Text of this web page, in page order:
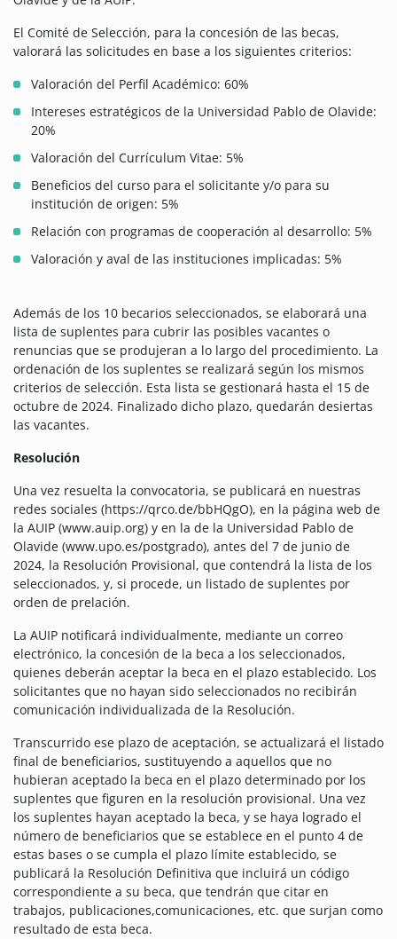
El Comité de Selección, para la concesión de las becas,
valorará las solicitudes en base a los siguientes criterios:
Valoración del Perfil Académico: 60%
Intereses estratégicos de la Universidad Pablo de Olavide:
20%
Valoración del Currículum Vitae: 5%
Beneficios del curso para el solicitante y/o para su
institución de origen: 5%
Relación con programas de cooperación al desarrollo: 5%
Valoración y aval de las instituciones implicadas: 5%
Además de los 10 becarios seleccionados, se elaborará una
lista de suplentes para cubrir las posibles vacantes o
renuncias que se produjeran a lo largo del procedimiento. La
ordenación de los suplentes se realizará según los mismos
criterios de selección. Esta lista se gestionará hasta el 15 de
octubre de 2024. Finalizado dicho plazo, quedarán desiertas
las vacantes.
Resolución
Una vez resuelta la convocatoria, se publicará en nuestras
redes sociales (https://qrco.de/bbHQgO), en la página web de
la AUIP (www.auip.org) y en la de la Universidad Pablo de
Olavide (www.upo.es/postgrado), antes del 7 de junio de
2024, la Resolución Provisional, que contendrá la lista de los
seleccionados, y, si procede, un listado de suplentes por
orden de prelación.
La AUIP notificará individualmente, mediante un correo
electrónico, la concesión de la beca a los seleccionados,
quienes deberán aceptar la beca en el plazo establecido. Los
solicitantes que no hayan sido seleccionados no recibirán
comunicación individualizada de la Resolución.
Transcurrido ese plazo de aceptación, se actualizará el listado
final de beneficiarios, sustituyendo a aquellos que no
hubieran aceptado la beca en el plazo determinado por los
suplentes que figuren en la resolución provisional. Una vez
los suplentes hayan aceptado la beca, y se haya logrado el
número de beneficiarios que se establece en el punto 4 de
estas bases o se cumpla el plazo límite establecido, se
publicará la Resolución Definitiva que incluirá un código
correspondiente a su beca, que tendrán que citar en
trabajos, publicaciones,comunicaciones, etc. que surjan como
resultado de esta beca.